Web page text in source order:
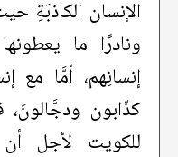
الإنسان الكاذبَةِ
ونادرًا ما
إنسانِهم، أمَّا مع
كذّابون
للكويت لأجل